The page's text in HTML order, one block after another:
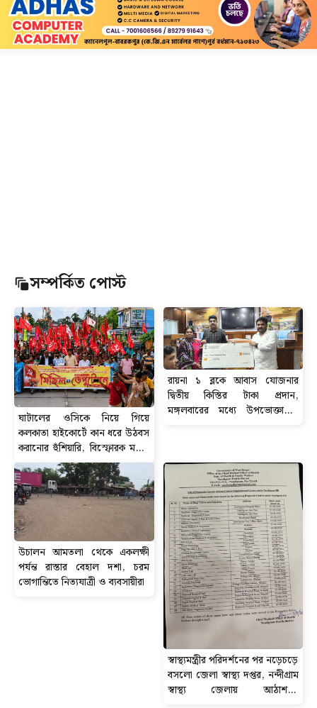
সম্পর্কিত পোস্ট
ঘাটালের ওসিকে নিয়ে গিয়ে
কলকাতা হাইকোর্টে কান ধরে উঠবস
করানোর হুঁশিয়ারি, বিস্ফোরক মন্তব্য
সিপিআইএম নেতা শতরূপ ঘোষের।
রায়না ১ ব্লকে আবাস যোজনার
দ্বিতীয় কিস্তির টাকা প্রদান,
মঙ্গলবারের মধ্যে উপভোক্তাদের
উচালন আমতলা থেকে একলক্ষী
পর্যন্ত রাস্তার বেহাল দশা, চরম
ভোগান্তিতে নিত্যযাত্রী ও ব্যবসায়ীরা
স্বাস্থ্যমন্ত্রীর পরিদর্শনের পর নড়েচড়ে
বসলো জেলা স্বাস্থ্য দপ্তর, নন্দীগ্রাম
স্বাস্থ্য জেলায় আঠাশ-টি